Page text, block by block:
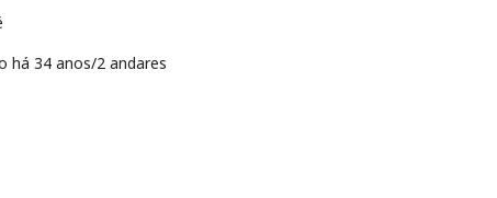
há 34 anos/2 andares